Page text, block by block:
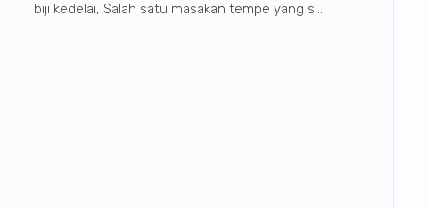
biji kedelai, Salah satu masakan tempe yang s...